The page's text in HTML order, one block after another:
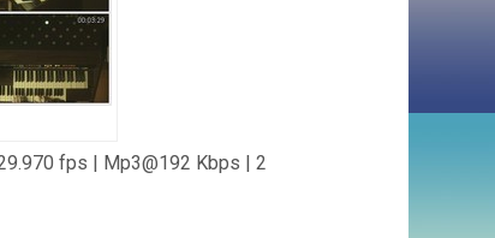
fps | Mp3@192 Kbps | 2